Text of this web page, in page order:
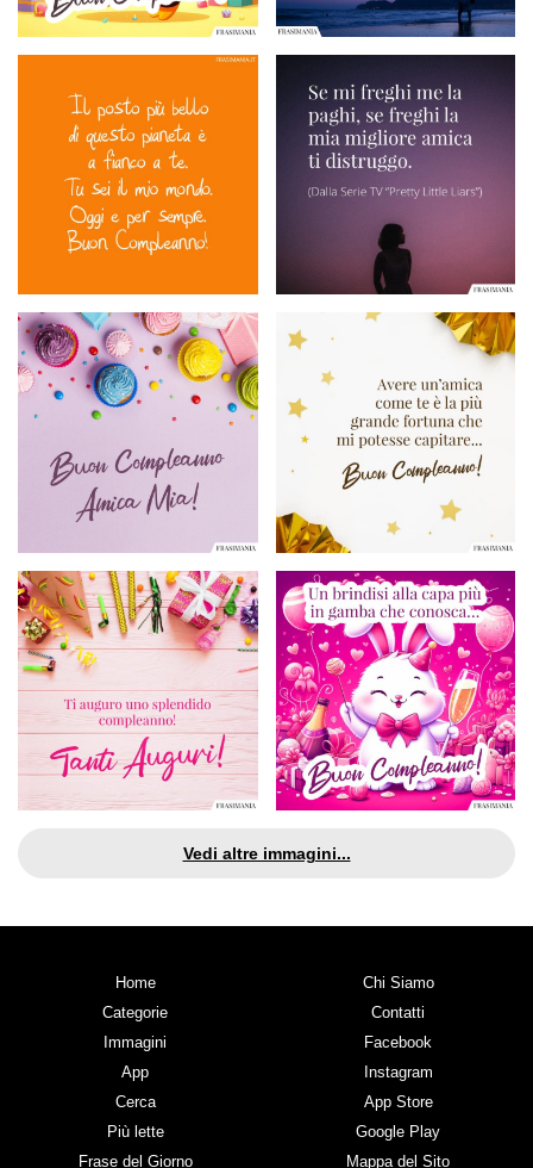
Vedi altre immagini...
Home
Categorie
Immagini
App
Cerca
Più lette
Frase del Giorno
Chi Siamo
Contatti
Facebook
Instagram
App Store
Google Play
Mappa del Sito